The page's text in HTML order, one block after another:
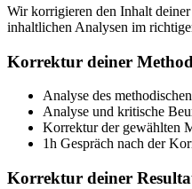
Wir korrigieren den Inhalt
inhaltlichen Analysen im
Korrektur deiner
Analyse des
Analyse und kritische
Korrektur der gewählten
1h Gespräch nach der
Korrektur deiner